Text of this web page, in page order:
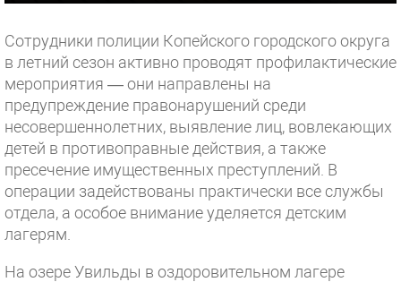
Сотрудники полиции Копейского городского округа
в летний сезон активно проводят профилактические
мероприятия — они направлены на
предупреждение правонарушений среди
несовершеннолетних, выявление лиц, вовлекающих
детей в противоправные действия, а также
пресечение имущественных преступлений. В
операции задействованы практически все службы
отдела, а особое внимание уделяется детским
лагерям.
На озере Увильды в оздоровительном лагере